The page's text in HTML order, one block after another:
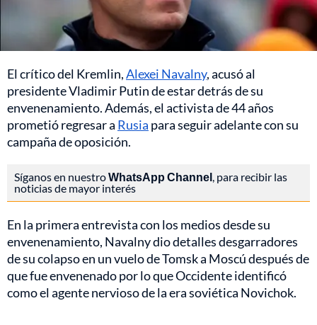
El crítico del Kremlin,Alexei Navalny, acusó al
presidente Vladimir Putin de estar detrás de su
envenenamiento. Además, el activista de 44 años
prometió regresar a Rusia para seguir adelante con su
campaña de oposición.
Síganos en nuestroWhatsApp Channel , para recibir las
noticias de mayor interés
En la primera entrevista con los medios desde su
envenenamiento, Navalny dio detalles desgarradores
de su colapso en un vuelo de Tomsk a Moscú después de
que fue envenenado por lo que Occidente identificó
como el agente nervioso de la era soviética Novichok.